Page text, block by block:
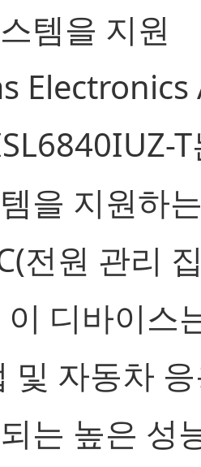
템을 지원
을 지원하
전원 관리
디바이스
및 자동차
는 높은 성